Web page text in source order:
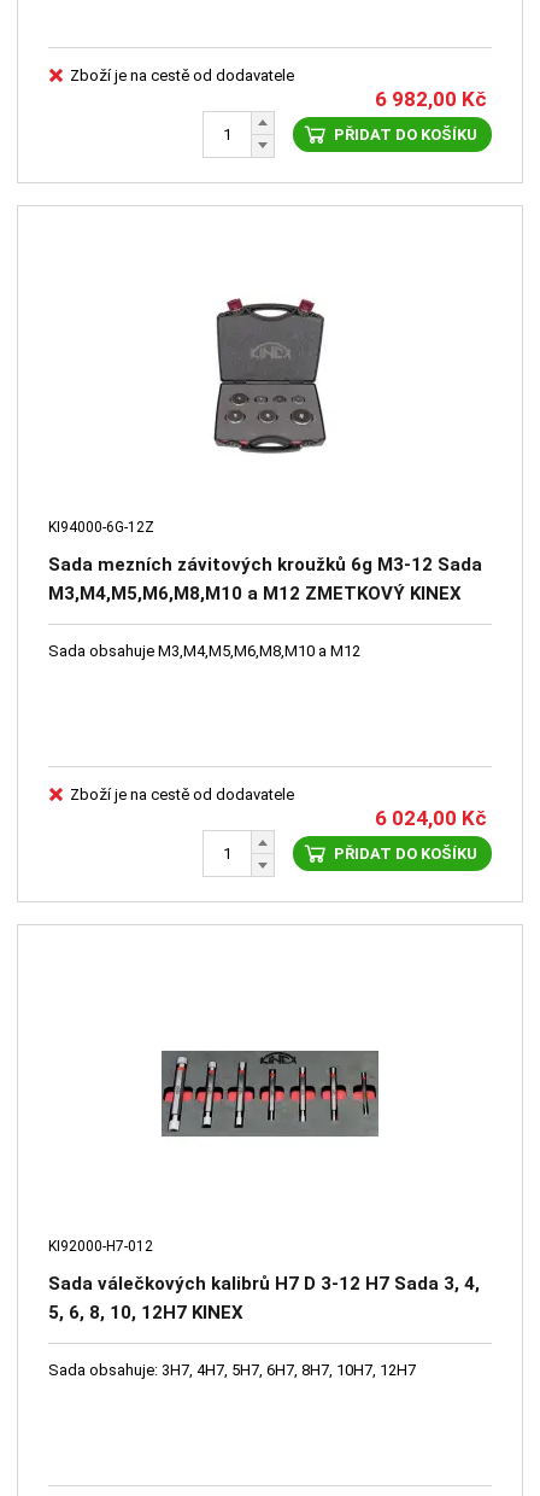
Zboží je na cestě od dodavatele
6 982,00 Kč
PŘIDAT DO KOŠÍKU
KI94000-6G-12Z
Sada mezních závitových kroužků 6g M3-12 Sada
M3,M4,M5,M6,M8,M10 a M12 ZMETKOVÝ KINEX
Sada obsahuje M3,M4,M5,M6,M8,M10 a M12
Zboží je na cestě od dodavatele
6 024,00 Kč
PŘIDAT DO KOŠÍKU
KI92000-H7-012
Sada válečkových kalibrů H7 D 3-12 H7 Sada 3, 4,
5, 6, 8, 10, 12H7 KINEX
Sada obsahuje: 3H7, 4H7, 5H7, 6H7, 8H7, 10H7, 12H7